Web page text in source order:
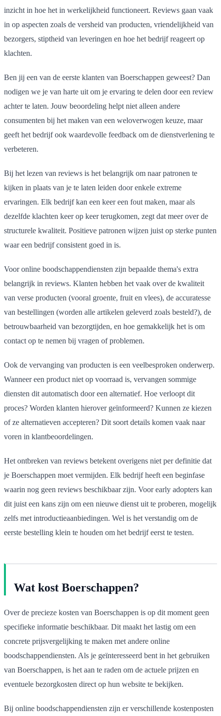
inzicht in hoe het in werkelijkheid functioneert. Reviews gaan vaak
in op aspecten zoals de versheid van producten, vriendelijkheid van
bezorgers, stiptheid van leveringen en hoe het bedrijf reageert op
klachten.
Ben jij een van de eerste klanten van Boerschappen geweest? Dan
nodigen we je van harte uit om je ervaring te delen door een review
achter te laten. Jouw beoordeling helpt niet alleen andere
consumenten bij het maken van een weloverwogen keuze, maar
geeft het bedrijf ook waardevolle feedback om de dienstverlening te
verbeteren.
Bij het lezen van reviews is het belangrijk om naar patronen te
kijken in plaats van je te laten leiden door enkele extreme
ervaringen. Elk bedrijf kan een keer een fout maken, maar als
dezelfde klachten keer op keer terugkomen, zegt dat meer over de
structurele kwaliteit. Positieve patronen wijzen juist op sterke punten
waar een bedrijf consistent goed in is.
Voor online boodschappendiensten zijn bepaalde thema's extra
belangrijk in reviews. Klanten hebben het vaak over de kwaliteit
van verse producten (vooral groente, fruit en vlees), de accuratesse
van bestellingen (worden alle artikelen geleverd zoals besteld?), de
betrouwbaarheid van bezorgtijden, en hoe gemakkelijk het is om
contact op te nemen bij vragen of problemen.
Ook de vervanging van producten is een veelbesproken onderwerp.
Wanneer een product niet op voorraad is, vervangen sommige
diensten dit automatisch door een alternatief. Hoe verloopt dit
proces? Worden klanten hierover geïnformeerd? Kunnen ze kiezen
of ze alternatieven accepteren? Dit soort details komen vaak naar
voren in klantbeoordelingen.
Het ontbreken van reviews betekent overigens niet per definitie dat
je Boerschappen moet vermijden. Elk bedrijf heeft een beginfase
waarin nog geen reviews beschikbaar zijn. Voor early adopters kan
dit juist een kans zijn om een nieuwe dienst uit te proberen, mogelijk
zelfs met introductieaanbiedingen. Wel is het verstandig om de
eerste bestelling klein te houden om het bedrijf eerst te testen.
Wat kost Boerschappen?
Over de precieze kosten van Boerschappen is op dit moment geen
specifieke informatie beschikbaar. Dit maakt het lastig om een
concrete prijsvergelijking te maken met andere online
boodschappendiensten. Als je geïnteresseerd bent in het gebruiken
van Boerschappen, is het aan te raden om de actuele prijzen en
eventuele bezorgkosten direct op hun website te bekijken.
Bij online boodschappendiensten zijn er verschillende kostenposten